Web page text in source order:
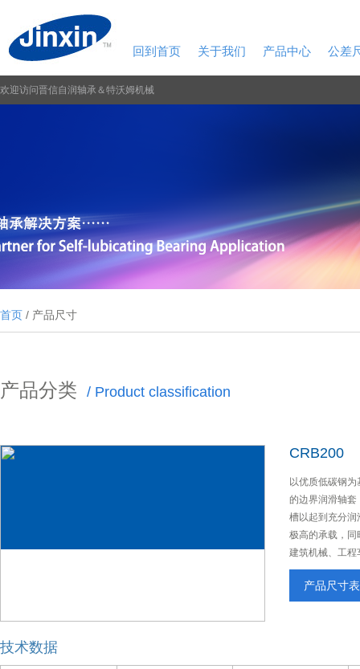
回到首页 关于我们 产品中心 公差
欢迎访问晋信自润轴承＆特沃姆机械
首页 / 产品尺寸
产品分类 / Product classification
CRB200
以优质低碳钢
的边界润滑轴套
槽以起到充分润
极高的承载，同
建筑机械、工程
产品尺寸
技术数据